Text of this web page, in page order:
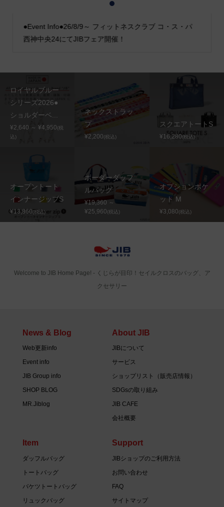
●Event Info●26/8/9～ フィットネスクラブ コ・ス・パ
西神中央24にてJIBフェア開催！
2
ロイヤルブルー
シリーズ2026●
ショルダーベ...
¥2,640 ～ ¥4,950(税
込)
ネックストラッ
プ
¥2,200(税込)
スクエアトートS
¥16,280(税込)
オープントート
インナージップS
¥13,860(税込)
ボーダーダッフ
ルバッグ
¥19,360 ～
¥25,960(税込)
オプションポケ
ット M
¥3,080(税込)
Welcome to JIB Home Page! ‐ くじらが目印！セイルクロスのバッグ、ア
クセサリー
News & Blog
Web更新info
Event info
JIB Group info
SHOP BLOG
MR.Jiblog
About JIB
JIBについて
サービス
ショップリスト（販売店情報）
SDGsの取り組み
JIB CAFE
会社概要
Item
ダッフルバッグ
トートバッグ
バケツトートバッグ
リュックバッグ
Support
JIBショップのご利用方法
お問い合わせ
FAQ
サイトマップ